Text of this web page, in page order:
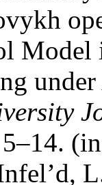
Model